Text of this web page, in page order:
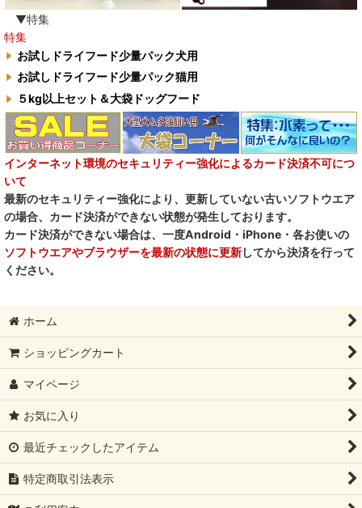
▼特集
特集
お試しドライフード少量パック犬用
お試しドライフード少量パック猫用
５kg以上セット＆大袋ドッグフード
インターネット環境のセキュリティー強化によるカード決済不可につ
いて
最新のセキュリティー強化により、更新していない古いソフトウエア
の場合、カード決済ができない状態が発生しております。
カード決済ができない場合は、一度Android・iPhone・各お使いの
ソフトウエアやブラウザーを最新の状態に更新してから決済を行って
ください。
ホーム
ショッピングカート
マイページ
お気に入り
最近チェックしたアイテム
特定商取引法表示